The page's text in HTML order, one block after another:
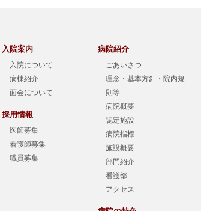
入院案内
入院について
病棟紹介
面会について
採用情報
医師募集
看護師募集
職員募集
病院紹介
ごあいさつ
理念・基本方針・院内規
則等
病院概要
認定施設
病院指標
施設概要
部門紹介
看護部
アクセス